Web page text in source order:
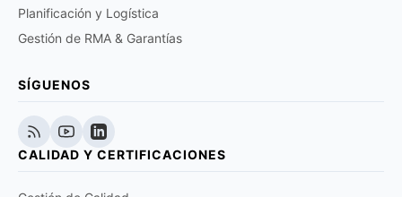
Planificación y Logística
Gestión de RMA & Garantías
SÍGUENOS
CALIDAD Y CERTIFICACIONES